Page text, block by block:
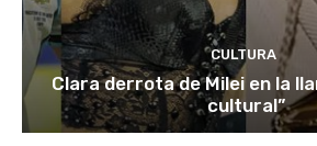
CULTURA
Clara derrota de Milei en la
cultural”